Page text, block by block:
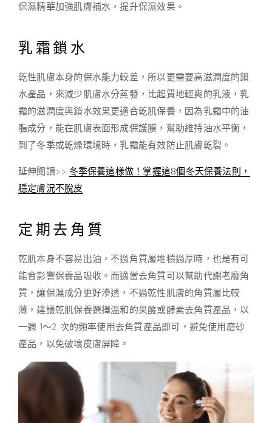
保濕精華加強肌膚補水，提升保濕效果。
乳霜鎖水
乾性肌膚本身的保水能力較差，所以更需要高滋潤度的鎖
水產品，來減少肌膚水分蒸發，比起質地輕爽的乳液，乳
霜的滋潤度與鎖水效果更適合乾肌保養，因為乳霜中的油
脂成分，能在肌膚表面形成保護膜，幫助維持油水平衡，
到了冬季或乾燥環境時，乳霜能有效防止肌膚乾裂。
延伸閱讀>> 冬季保養這樣做！掌握這8個冬天保養法則，
穩定膚況不脫皮
定期去角質
乾肌本身不容易出油，不過角質層堆積過厚時，也是有可
能會影響保養品吸收。而適當去角質可以幫助代謝老廢角
質，讓保濕成分更好滲透，不過乾性肌膚的角質層比較
薄，建議乾肌保養選擇溫和的果酸或酵素去角質產品，以
一週 1～2 次的頻率使用去角質產品即可，避免使用磨砂
產品，以免破壞皮膚屏障。